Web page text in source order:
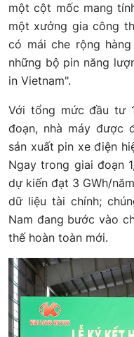
một cột mốc mang
một xưởng gia công
có mái che rộng
những bộ pin năng
in Vietnam".
Với tổng mức đầu tư
đoạn, nhà máy được
sản xuất pin xe điện
Ngay trong giai đoạn
dự kiến đạt 3 GWh/
dữ liệu tài chính;
Nam đang bước vào
thế hoàn toàn mới.